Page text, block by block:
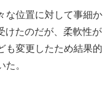
な位置に対して事細か
けたのだが、柔軟性が
も変更したため結果的
。